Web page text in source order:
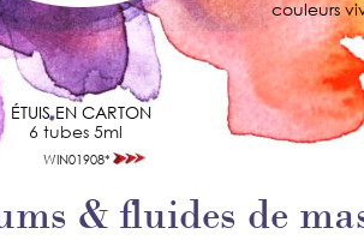
ÉTUIS EN CARTON
6 tubes 5ml
WIN01908*
couleurs
& fluides de